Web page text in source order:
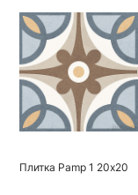
Плитка Pamp 1 20х20